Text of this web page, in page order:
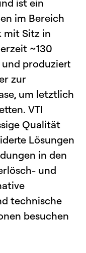
ist ein
im Bereich
mit Sitz in
~130
produziert
zur
um letztlich
VTI
Qualität
Lösungen
in den
und
technische
besuchen